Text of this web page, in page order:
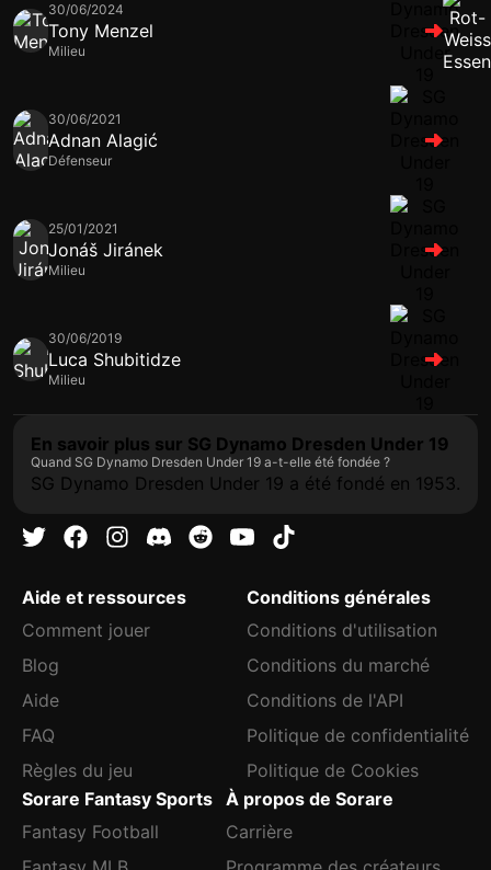
30/06/2024
Tony Menzel
Milieu
30/06/2021
Adnan Alagić
Défenseur
25/01/2021
Jonáš Jiránek
Milieu
30/06/2019
Luca Shubitidze
Milieu
En savoir plus sur SG Dynamo Dresden Under 19
Quand SG Dynamo Dresden Under 19 a-t-elle été fondée ?
SG Dynamo Dresden Under 19 a été fondé en 1953.
Aide et ressources
Comment jouer
Blog
Aide
FAQ
Règles du jeu
Conditions générales
Conditions d'utilisation
Conditions du marché
Conditions de l'API
Politique de confidentialité
Politique de Cookies
Sorare Fantasy Sports
Fantasy Football
À propos de Sorare
Carrière